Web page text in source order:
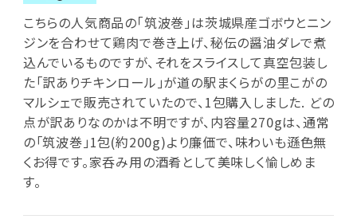
こちらの人気商品の｢筑波巻｣は茨城県産ゴボウとニン
ジンを合わせて鶏肉で巻き上げ、秘伝の醤油ダレで煮
込んでいるものですが、それをスライスして真空包装し
た「訳ありチキンロール」が道の駅まくらがの里こがの
マルシェで販売されていたので、1包購入しました. どの
点が訳ありなのかは不明ですが、内容量270gは、通常
の「筑波巻」1包(約200g)より廉価で、味わいも遜色無
くお得です。家呑み用の酒肴として美味しく愉しめま
す。